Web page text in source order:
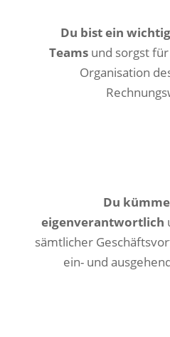
Du bist ein
Teamsund sorgst
Organisation
Du
eigenverantwortlich
sämtlicher
ein- und